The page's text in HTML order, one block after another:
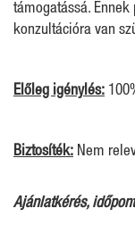
támogatássá.
konzultációra van
Előleg igénylés:
Biztosíték: Nem
Ajánlatkérés,